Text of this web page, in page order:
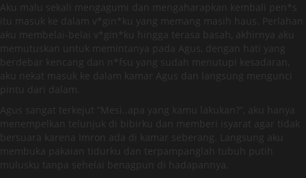
Aku malu sekali mengagumi dan mengaharapkan kembali pen*s
itu masuk ke dalam v*gin*ku yang memang masih haus. Perlahan
aku membelai-belai v*gin*ku hingga terasa basah, akhirnya aku
memutuskan untuk memintanya pada Agus, dengan hati yang
berdebar kencang dan n*fsu yang sudah menutupi kesadaran,
aku nekat masuk ke dalam kamar Agus dan langsung mengunci
pintu dari dalam.
Agus sangat terkejut “Mesi..apa yang kamu lakukan?”, aku hanya
menempelkan telunjuk di bibirku dan memberi isyarat agar tidak
bersuara karena Imron ada di kamar seberang. Langsung aku
membuka pakaian tidurku dan terpampanglah tubuh putih
mulusku tanpa sehelai benagpun di hadapannya,